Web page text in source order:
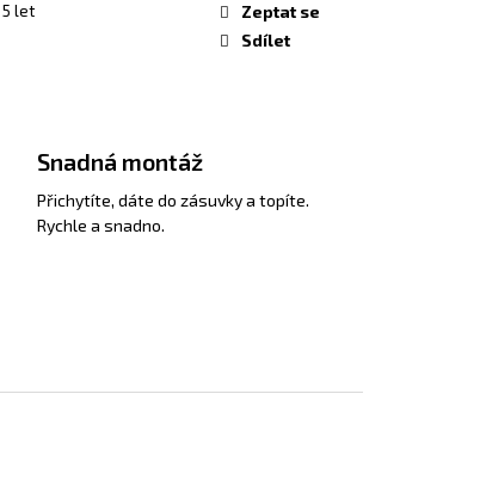
5 let
Zeptat se
Sdílet
Snadná montáž
Přichytíte, dáte do zásuvky a topíte.
Rychle a snadno.